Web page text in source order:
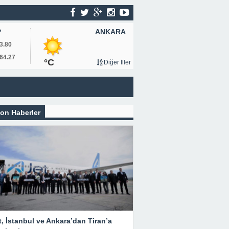
ANKARA
°C Diğer İller
Haberler
İstanbul ve Ankara’dan Tiran’a